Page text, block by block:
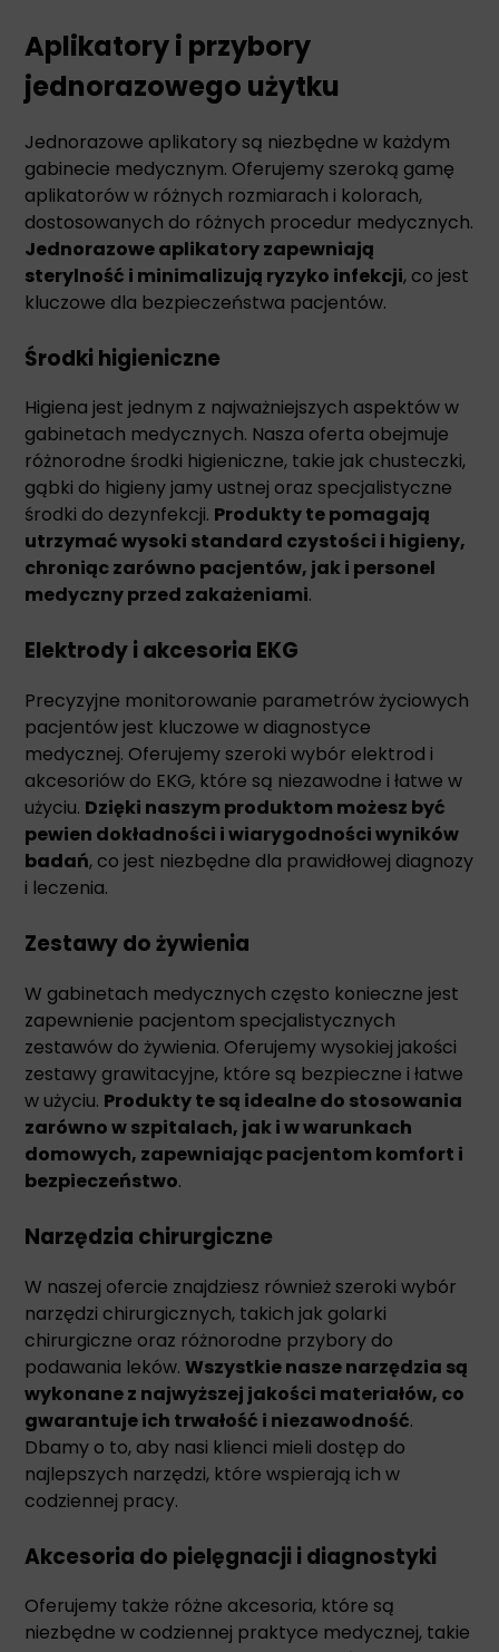
Aplikatory i przybory
jednorazowego użytku
Jednorazowe aplikatory są niezbędne w każdym
gabinecie medycznym. Oferujemy szeroką gamę
aplikatorów w różnych rozmiarach i kolorach,
dostosowanych do różnych procedur medycznych.
Jednorazowe aplikatory zapewniają
sterylność i minimalizują ryzyko infekcji, co jest
kluczowe dla bezpieczeństwa pacjentów.
Środki higieniczne
Higiena jest jednym z najważniejszych aspektów w
gabinetach medycznych. Nasza oferta obejmuje
różnorodne środki higieniczne, takie jak chusteczki,
gąbki do higieny jamy ustnej oraz specjalistyczne
środki do dezynfekcji. Produkty te pomagają
utrzymać wysoki standard czystości i higieny,
chroniąc zarówno pacjentów, jak i personel
medyczny przed zakażeniami.
Elektrody i akcesoria EKG
Precyzyjne monitorowanie parametrów życiowych
pacjentów jest kluczowe w diagnostyce
medycznej. Oferujemy szeroki wybór elektrod i
akcesoriów do EKG, które są niezawodne i łatwe w
użyciu. Dzięki naszym produktom możesz być
pewien dokładności i wiarygodności wyników
badań, co jest niezbędne dla prawidłowej diagnozy
i leczenia.
Zestawy do żywienia
W gabinetach medycznych często konieczne jest
zapewnienie pacjentom specjalistycznych
zestawów do żywienia. Oferujemy wysokiej jakości
zestawy grawitacyjne, które są bezpieczne i łatwe
w użyciu. Produkty te są idealne do stosowania
zarówno w szpitalach, jak i w warunkach
domowych, zapewniając pacjentom komfort i
bezpieczeństwo.
Narzędzia chirurgiczne
W naszej ofercie znajdziesz również szeroki wybór
narzędzi chirurgicznych, takich jak golarki
chirurgiczne oraz różnorodne przybory do
podawania leków.Wszystkie nasze narzędzia są
wykonane z najwyższej jakości materiałów, co
gwarantuje ich trwałość i niezawodność.
Dbamy o to, aby nasi klienci mieli dostęp do
najlepszych narzędzi, które wspierają ich w
codziennej pracy.
Akcesoria do pielęgnacji i diagnostyki
Oferujemy także różne akcesoria, które są
niezbędne w codziennej praktyce medycznej, takie